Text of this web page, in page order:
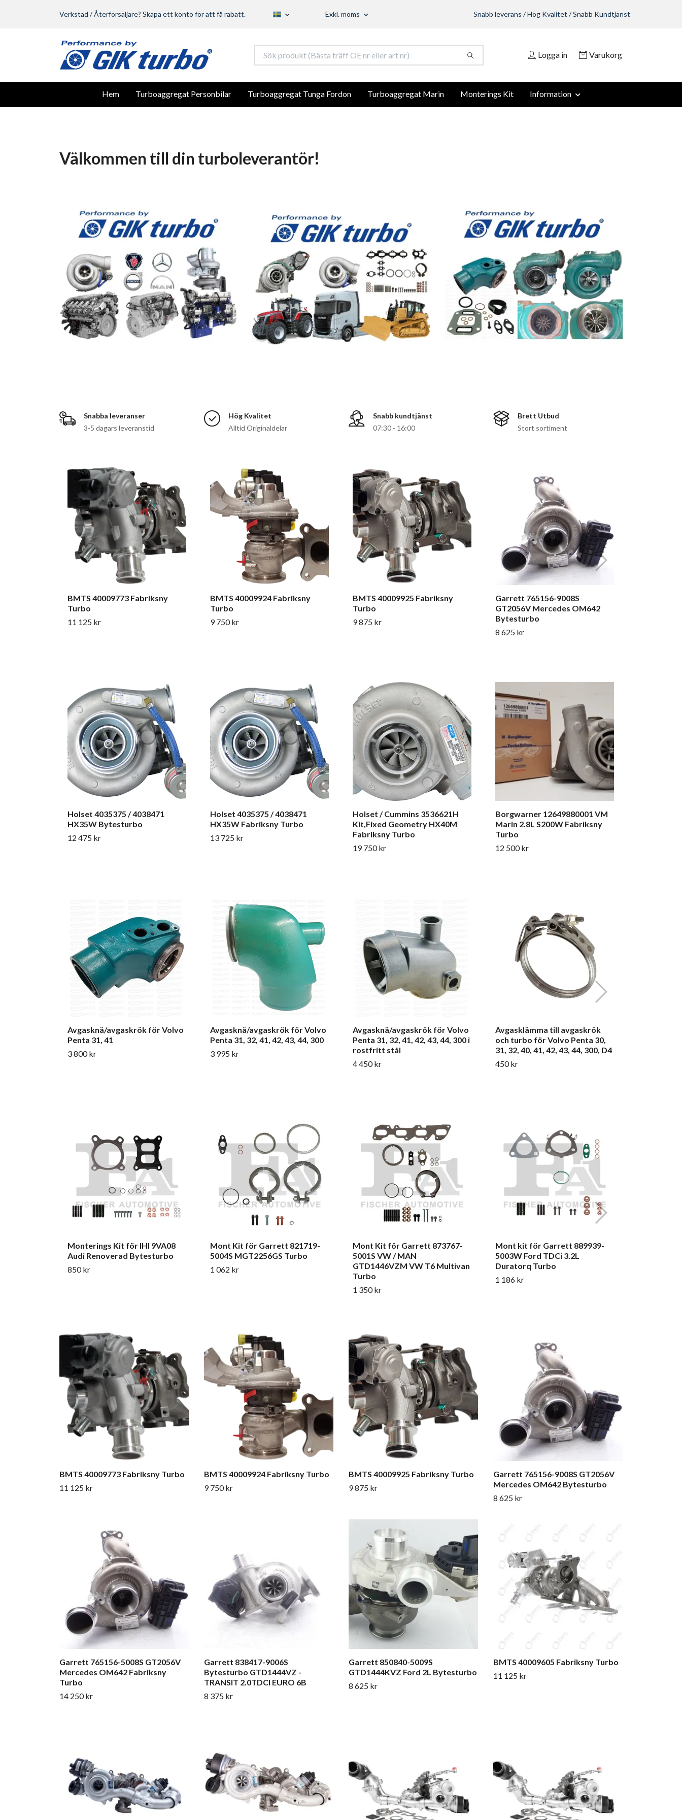
Verkstad / Återförsäljare? Skapa ett konto för att få rabatt. Exkl. moms Snabb leverans / Hög Kvalitet / Snabb Kundtjänst
Logga in Varukorg
Hem Turboaggregat Personbilar Turboaggregat Tunga Fordon Turboaggregat Marin Monterings Kit Information
Välkommen till din turboleverantör!
Snabba leveranser
3-5 dagars leveranstid
Hög Kvalitet
Alltid Originaldelar
Snabb kundtjänst
07:30 - 16:00
Brett Utbud
Stort sortiment
BMTS 40009773 Fabriksny
Turbo
11 125 kr
BMTS 40009924 Fabriksny
Turbo
9 750 kr
BMTS 40009925 Fabriksny
Turbo
9 875 kr
Garrett 765156-9008S
GT2056V Mercedes OM642
Bytesturbo
8 625 kr
Holset 4035375 / 4038471
HX35W Bytesturbo
12 475 kr
Holset 4035375 / 4038471
HX35W Fabriksny Turbo
13 725 kr
Holset / Cummins 3536621H
Kit,Fixed Geometry HX40M
Fabriksny Turbo
19 750 kr
Borgwarner 12649880001 VM
Marin 2.8L S200W Fabriksny
Turbo
12 500 kr
Avgasknä/avgaskrök för Volvo
Penta 31, 41
3 800 kr
Avgasknä/avgaskrök för Volvo
Penta 31, 32, 41, 42, 43, 44, 300
3 995 kr
Avgasknä/avgaskrök för Volvo
Penta 31, 32, 41, 42, 43, 44, 300 i
rostfritt stål
4 450 kr
Avgasklämma till avgaskrök
och turbo för Volvo Penta 30,
31, 32, 40, 41, 42, 43, 44, 300, D4
450 kr
Monterings Kit för IHI 9VA08
Audi Renoverad Bytesturbo
850 kr
Mont Kit för Garrett 821719-
5004S MGT2256GS Turbo
1 062 kr
Mont Kit för Garrett 873767-
5001S VW / MAN
GTD1446VZM VW T6 Multivan
Turbo
1 350 kr
Mont kit för Garrett 889939-
5003W Ford TDCi 3.2L
Duratorq Turbo
1 186 kr
BMTS 40009773 Fabriksny Turbo
11 125 kr
BMTS 40009924 Fabriksny Turbo
9 750 kr
BMTS 40009925 Fabriksny Turbo
9 875 kr
Garrett 765156-9008S GT2056V
Mercedes OM642 Bytesturbo
8 625 kr
Garrett 765156-5008S GT2056V
Mercedes OM642 Fabriksny
Turbo
14 250 kr
Garrett 838417-9006S
Bytesturbo GTD1444VZ -
TRANSIT 2.0TDCI EURO 6B
8 375 kr
Garrett 850840-5009S
GTD1444KVZ Ford 2L Bytesturbo
8 625 kr
BMTS 40009605 Fabriksny Turbo
11 125 kr